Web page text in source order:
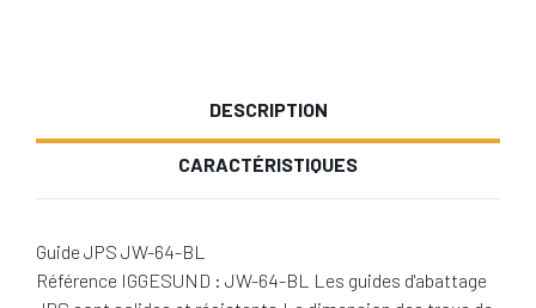
DESCRIPTION
CARACTÉRISTIQUES
Guide JPS JW-64-BL
Référence IGGESUND : JW-64-BL Les guides d'abattage